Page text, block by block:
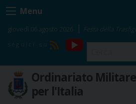
Skip
to
content
Menu
giovedì 06 agosto 2026 Festa della
RSS
YouTube
Ordinariato Militare
per l'Italia